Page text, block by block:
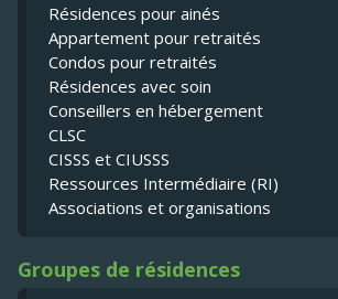
Résidences pour ainés
Appartement pour retraités
Condos pour retraités
Résidences avec soin
Conseillers en hébergement
CLSC
CISSS et CIUSSS
Ressources Intermédiaire (RI)
Associations et organisations
Groupes de résidences